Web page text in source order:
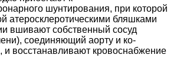
шунтирования, при которой
атеросклеротическими бляшками
вшивают собствен­ный сосуд
соединяющий аорту и ко­
и восстанавливают кровоснабжение